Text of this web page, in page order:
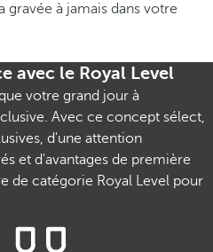
gravée à jamais dans votre
avec le Royal Level
votre grand jour à
Avec ce concept sélect,
d'une attention
et d'avantages de première
de catégorie Royal Level pour